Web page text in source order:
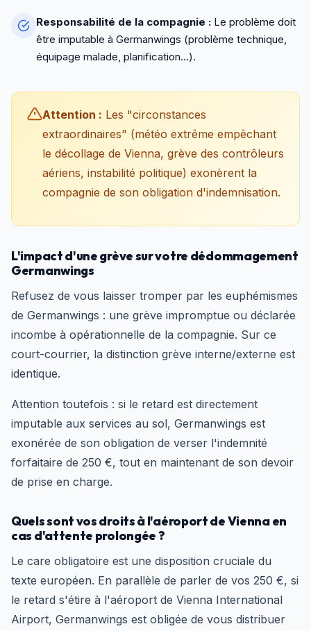
Responsabilité de la compagnie : Le problème doit
être imputable à Germanwings (problème technique,
équipage malade, planification...).
Attention : Les "circonstances
extraordinaires" (météo extrême empêchant
le décollage de Vienna, grève des contrôleurs
aériens, instabilité politique) exonèrent la
compagnie de son obligation d'indemnisation.
L'impact d'une grève sur votre dédommagement
Germanwings
Refusez de vous laisser tromper par les euphémismes
de Germanwings : une grève impromptue ou déclarée
incombe à opérationnelle de la compagnie. Sur ce
court-courrier, la distinction grève interne/externe est
identique.
Attention toutefois : si le retard est directement
imputable aux services au sol, Germanwings est
exonérée de son obligation de verser l'indemnité
forfaitaire de 250 €, tout en maintenant de son devoir
de prise en charge.
Quels sont vos droits à l'aéroport de Vienna en
cas d'attente prolongée ?
Le care obligatoire est une disposition cruciale du
texte européen. En parallèle de parler de vos 250 €, si
le retard s'étire à l'aéroport de Vienna International
Airport, Germanwings est obligée de vous distribuer